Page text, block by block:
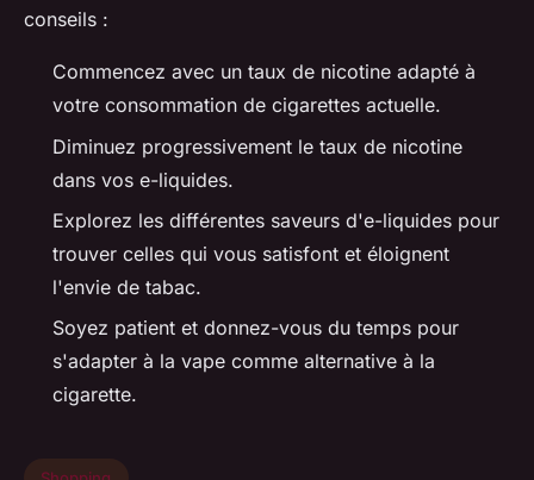
conseils :
Commencez avec un taux de nicotine adapté à
votre consommation de cigarettes actuelle.
Diminuez progressivement le taux de nicotine
dans vos e-liquides.
Explorez les différentes saveurs d'e-liquides pour
trouver celles qui vous satisfont et éloignent
l'envie de tabac.
Soyez patient et donnez-vous du temps pour
s'adapter à la vape comme alternative à la
cigarette.